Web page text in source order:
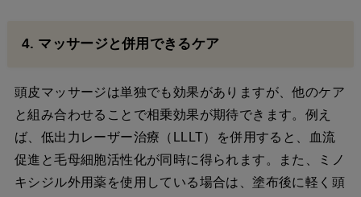
4. マッサージと併用できるケア
頭皮マッサージは単独でも効果がありますが、他のケア
と組み合わせることで相乗効果が期待できます。例え
ば、低出力レーザー治療（LLLT）を併用すると、血流
促進と毛母細胞活性化が同時に得られます。また、ミノ
キシジル外用薬を使用している場合は、塗布後に軽く頭